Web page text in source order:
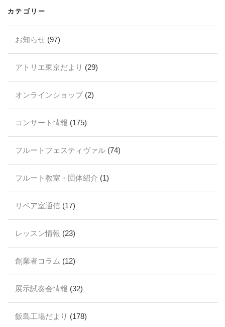
カテゴリー
お知らせ (97)
アトリエ東京だより (29)
オンラインショップ(2)
コンサート情報 (175)
フルートフェスティヴァル (74)
フルート教室・団体紹介 (1)
リペア室通信 (17)
レッスン情報 (23)
創業者コラム (12)
展示試奏会情報 (32)
飯島工場だより (178)